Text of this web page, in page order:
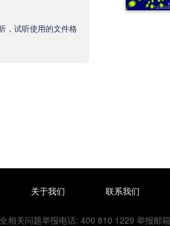
，试听使用的文件格
关于我们 联系我们
相关问题举报电话: 400 810 1229 举报邮